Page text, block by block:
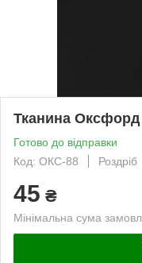
Тканина Оксфорд
Готово до відправки
Код: ОКС-88
Роздріб
45 ₴
Мінімальна сума